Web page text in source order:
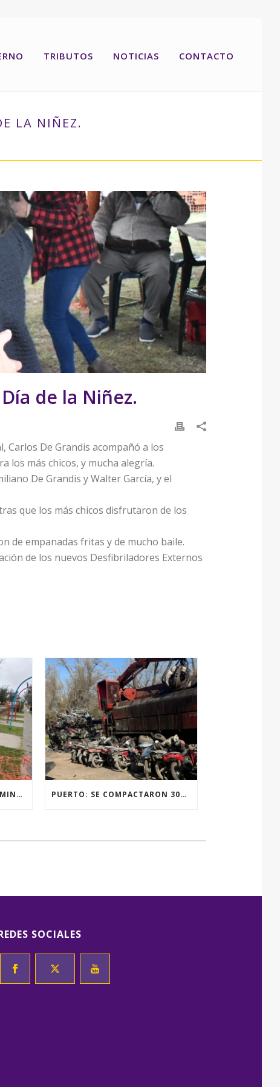
TRIBUTOS NOTICIAS CONTACTO
LA NIÑEZ.
de la Niñez.
Carlos De Grandis acompañó a los
los más chicos, y mucha alegría.
De Grandis y Walter García, y el
que los más chicos disfrutaron de los
de empanadas fritas y de mucho baile.
de los nuevos Desfibriladores Externos
RENOVACIÓN TOTAL DE LUMINARIAS EN LA PLAZA JOSÉ PEDRONI DE SAN SEBASTIÁN. PUERTO: SE COMPACTARON 300 MOTOVEHÍCULOS
SOCIALES